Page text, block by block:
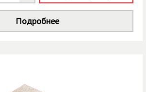
Подробнее